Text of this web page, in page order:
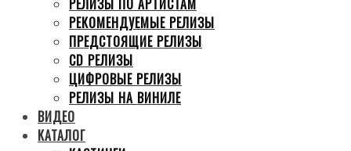
РЕЛИЗЫ ПО АРТИСТАМ
РЕКОМЕНДУЕМЫЕ РЕЛИЗЫ
ПРЕДСТОЯЩИЕ РЕЛИЗЫ
CD РЕЛИЗЫ
ЦИФРОВЫЕ РЕЛИЗЫ
РЕЛИЗЫ НА ВИНИЛЕ
ВИДЕО
КАТАЛОГ